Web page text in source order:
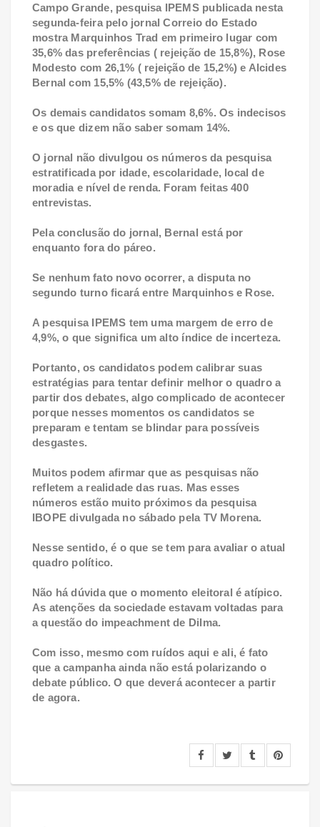
Campo Grande, pesquisa IPEMS publicada nesta
segunda-feira pelo jornal Correio do Estado
mostra Marquinhos Trad em primeiro lugar com
35,6% das preferências ( rejeição de 15,8%), Rose
Modesto com 26,1% ( rejeição de 15,2%) e Alcides
Bernal com 15,5% (43,5% de rejeição).
Os demais candidatos somam 8,6%. Os indecisos
e os que dizem não saber somam 14%.
O jornal não divulgou os números da pesquisa
estratificada por idade, escolaridade, local de
moradia e nível de renda. Foram feitas 400
entrevistas.
Pela conclusão do jornal, Bernal está por
enquanto fora do páreo.
Se nenhum fato novo ocorrer, a disputa no
segundo turno ficará entre Marquinhos e Rose.
A pesquisa IPEMS tem uma margem de erro de
4,9%, o que significa um alto índice de incerteza.
Portanto, os candidatos podem calibrar suas
estratégias para tentar definir melhor o quadro a
partir dos debates, algo complicado de acontecer
porque nesses momentos os candidatos se
preparam e tentam se blindar para possíveis
desgastes.
Muitos podem afirmar que as pesquisas não
refletem a realidade das ruas. Mas esses
números estão muito próximos da pesquisa
IBOPE divulgada no sábado pela TV Morena.
Nesse sentido, é o que se tem para avaliar o atual
quadro político.
Não há dúvida que o momento eleitoral é atípico.
As atenções da sociedade estavam voltadas para
a questão do impeachment de Dilma.
Com isso, mesmo com ruídos aqui e ali, é fato
que a campanha ainda não está polarizando o
debate público. O que deverá acontecer a partir
de agora.